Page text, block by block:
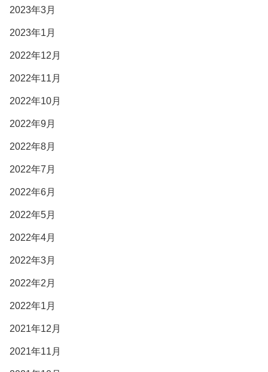
2023年3月
2023年1月
2022年12月
2022年11月
2022年10月
2022年9月
2022年8月
2022年7月
2022年6月
2022年5月
2022年4月
2022年3月
2022年2月
2022年1月
2021年12月
2021年11月